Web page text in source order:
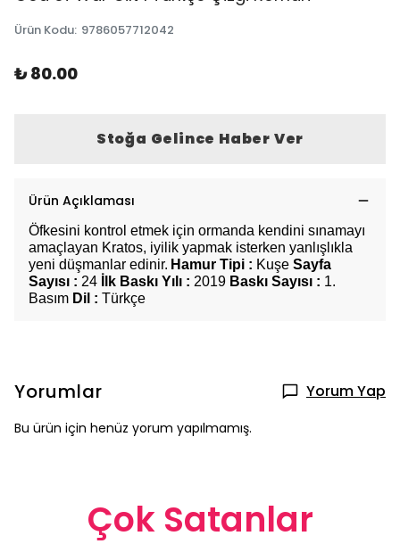
Ürün Kodu: 9786057712042
₺ 80.00
Stoğa Gelince Haber Ver
Ürün Açıklaması
Öfkesini kontrol etmek için ormanda kendini sınamayı
amaçlayan Kratos, iyilik yapmak isterken yanlışlıkla
yeni düşmanlar edinir. Hamur Tipi : Kuşe Sayfa
Sayısı : 24 İlk Baskı Yılı : 2019 Baskı Sayısı : 1.
Basım Dil : Türkçe
Yorumlar Yorum Yap
Bu ürün için henüz yorum yapılmamış.
Çok Satanlar